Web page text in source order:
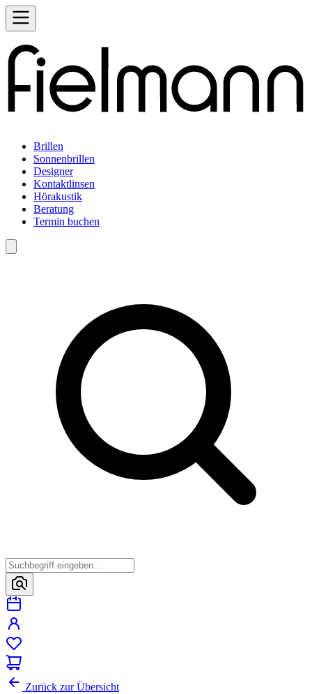
Brillen
Sonnenbrillen
Designer
Kontaktlinsen
Hörakustik
Beratung
Termin buchen
Zurück zur Übersicht